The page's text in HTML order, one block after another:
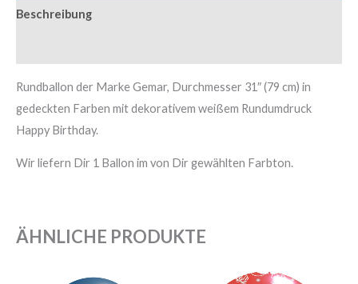
Beschreibung
Rundballon der Marke Gemar, Durchmesser 31″ (79 cm) in
gedeckten Farben mit dekorativem weißem Rundumdruck
Happy Birthday.
Wir liefern Dir 1 Ballon im von Dir gewählten Farbton.
ÄHNLICHE PRODUKTE